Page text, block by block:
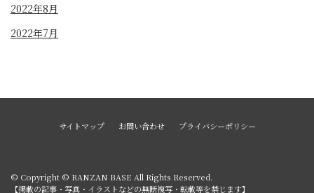
2022年8月
2022年7月
サイトマップ お問い合わせ プライバシーポリシー
© Copyright © RANZAN BASE All Rights Reserved.
【掲載の記事・写真・イラストなどの無断複写・転載等を禁じます】